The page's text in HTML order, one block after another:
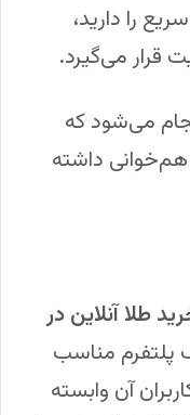
را دارید،
قرار می‌گیرد.
می‌شود که
هم‌خوانی داشته
طلا آنلاین در
مناسب
آن وابسته